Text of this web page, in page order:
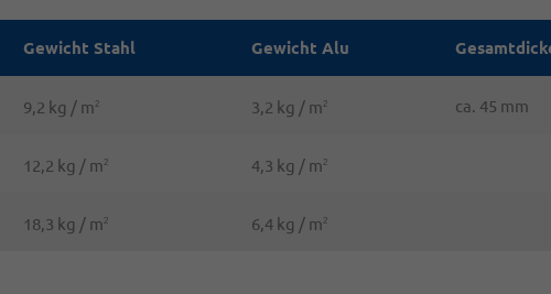
Gewicht Stahl Gewicht Alu
9,2 kg / m2 3,2 kg / m2 ca. 45 mm
12,2 kg / m2 4,3 kg / m2
18,3 kg / m2 6,4 kg / m2